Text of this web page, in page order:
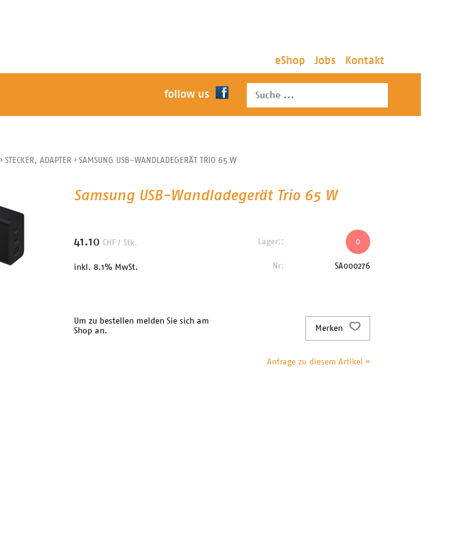
eShop Jobs Kontakt
follow us
› STECKER, ADAPTER › SAMSUNG USB-WANDLADEGERÄT TRIO 65 W
Samsung USB-Wandladegerät Trio 65 W
41.10 CHF / Stk.
inkl. 8.1% MwSt.
Lager:: 0
Nr: SA000276
Um zu bestellen melden Sie sich am
Shop an.
Merken
Anfrage zu diesem Artikel »